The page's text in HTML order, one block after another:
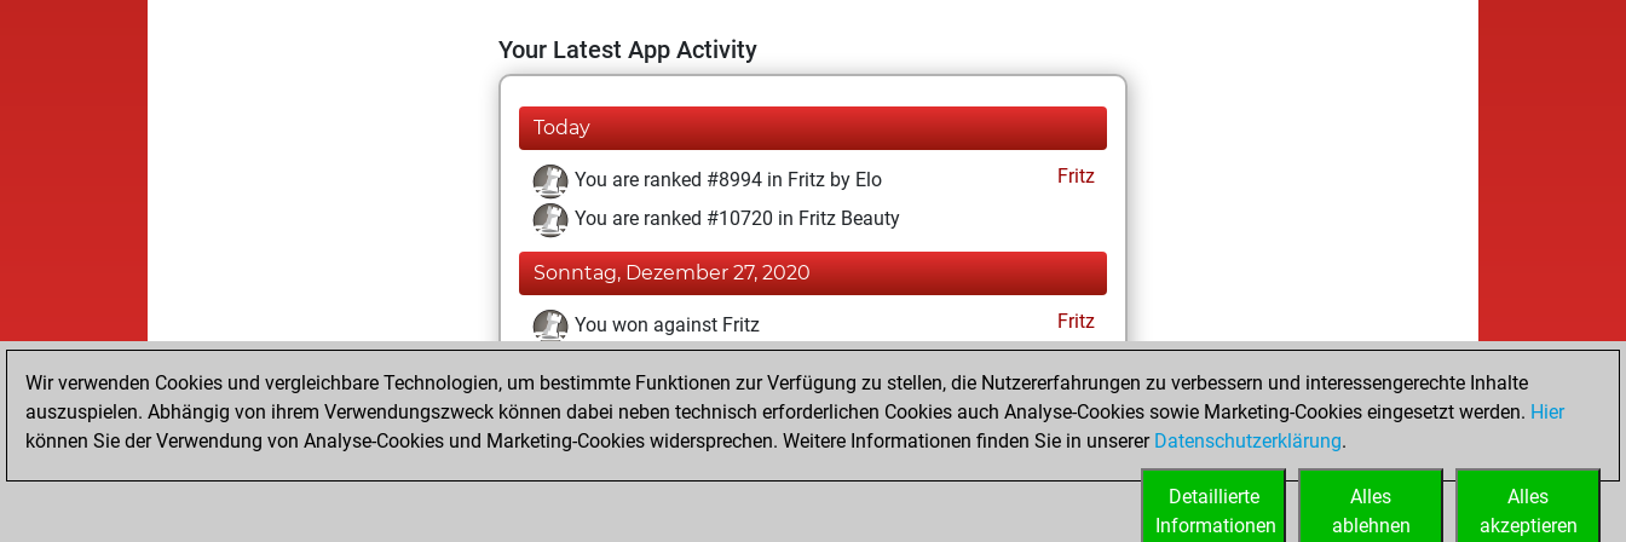
Your Latest App Activity
Today
You are ranked #8994 in Fritz by Elo
Fritz
You are ranked #10720 in Fritz Beauty
Sonntag, Dezember 27, 2020
You won against Fritz
Fritz
You achieved a new Elo of 1601
You created your Fritz account
Wir verwenden Cookies und vergleichbare Technologien, um bestimmte Funktionen zur Verfügung zu stellen, die Nutzererfahrungen zu verbessern und interessengerechte Inhalte
auszuspielen. Abhängig von ihrem Verwendungszweck können dabei neben technisch erforderlichen Cookies auch Analyse-Cookies sowie Marketing-Cookies eingesetzt werden. Hier
können Sie der Verwendung von Analyse-Cookies und Marketing-Cookies widersprechen. Weitere Informationen finden Sie in unserer Datenschutzerklärung.
Alles
akzeptieren
Alles
ablehnen
Detaillierte
Informationen